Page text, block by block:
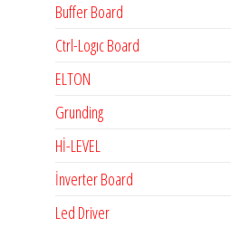
Buffer Board
Ctrl-Logıc Board
ELTON
Grunding
Hİ-LEVEL
İnverter Board
Led Driver